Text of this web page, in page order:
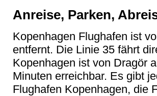
Anreise, Parken,
Kopenhagen Flughafen ist
entfernt. Die Linie 35 fährt
Kopenhagen ist von Dragör
Minuten erreichbar. Es gibt
Flughafen Kopenhagen, die